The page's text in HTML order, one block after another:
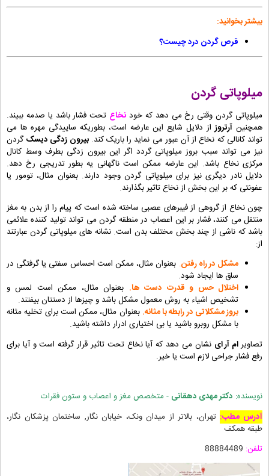
بیشتر بخوانید:
قرص گردن درد چیست؟
میلوپاتی گردن
میلوپاتی گردن وقتی رخ می دهد که خود نخاع تحت فشار باشد یا صدمه ببیند.
همچنین آرتروزاز دلایل شایع این عارضه است، بطوریکه ساییدگی مهره ها می
تواند کانالی که نخاع از آن عبور می نماید را باریک کند.بیرون زدگی دیسکگردن
نیز می تواند سبب بروز میلوپاتی گردد اگر این بیرون زدگی بطرف وسط کانال
مرکزی نخاع باشد. این عارضه ممکن است ناگهانی یه بطور تدریجی رخ دهد.
دلایل نادر دیگری نیز برای میلوپاتی گردن وجود دارند. بعنوان مثال، تومور یا
عفونتی که بر این بخش از نخاع تاثیر بگذارند.
چون نخاع از گروهی از فیبرهای عصبی ساخته شده است که پیام را از بدن به مغز
منتقل می کنند، فشار بر این اعصاب در منطقه گردن می تواند تولید کننده علائمی
باشد که ناشی از چند بخش مختلف بدن است. نشانه های میلوپاتی گردن عبارتند
از:
مشکل در راه رفتن. بعنوان مثال، ممکن است احساس سفتی یا گرفتگی در
ساق ها ایجاد شود.
اختلال حس و قدرت دست ها. بعنوان مثال، ممکن است لمس و
تشخیص اشیاء به روش معمول مشکل باشد و چیزها از دستتان بیفتند.
بروز مشکلاتی در رابطه با مثانه. بعنوان مثال، ممکن است برای تخلیه مثانه
با مشکل روبرو باشید یا بی اختیاری ادرار داشته باشید.
تصاویرام آر ای نشان می دهد که آیا نخاع تحت تاثیر قرار گرفته است و آیا برای
رفع فشار جراحی لازم است یا خیر.
نویسنده: دکتر مهدی دهقانی - متخصص مغز و اعصاب و ستون فقرات
آدرس مطب: تهران، بالاتر از میدان ونک، خیابان نگار, ساختمان پزشکان نگار،
طبقه همکف
تلفن: